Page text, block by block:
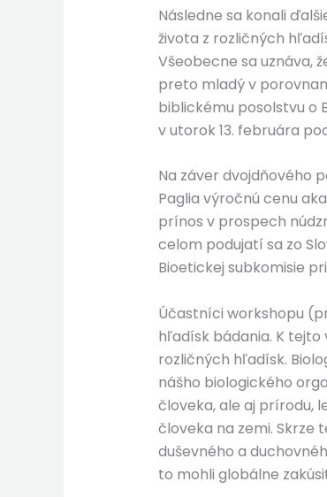
Následne sa konali
života z rozličných
Všeobecne sa uznáva,
preto mladý v
biblickému posolstvu o
v utorok 13. februára
Na záver dvojdňového
Paglia výročnú cenu
prínos v prospech
celom podujatí sa zo
Bioetickej subkomisie
Účastníci workshopu
hľadísk bádania. K tejto
rozličných hľadísk.
nášho biologického
človeka, ale aj prírodu,
človeka na zemi. Skrze
duševného a
to mohli globálne